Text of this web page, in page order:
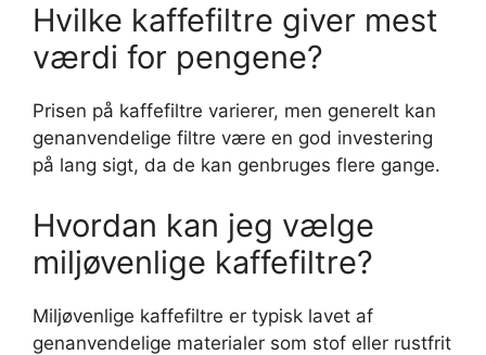
Hvilke kaffefiltre giver mest
værdi for pengene?
Prisen på kaffefiltre varierer, men generelt kan
genanvendelige filtre være en god investering
på lang sigt, da de kan genbruges flere gange.
Hvordan kan jeg vælge
miljøvenlige kaffefiltre?
Miljøvenlige kaffefiltre er typisk lavet af
genanvendelige materialer som stof eller rustfrit